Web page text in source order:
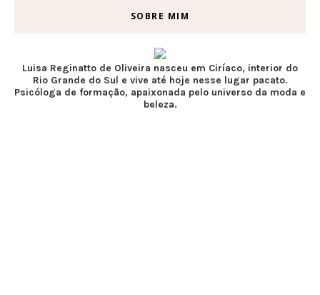
SOBRE MIM
Luisa Reginatto de Oliveira nasceu em Ciríaco, interior do
Rio Grande do Sul e vive até hoje nesse lugar pacato.
Psicóloga de formação, apaixonada pelo universo da moda e
beleza.